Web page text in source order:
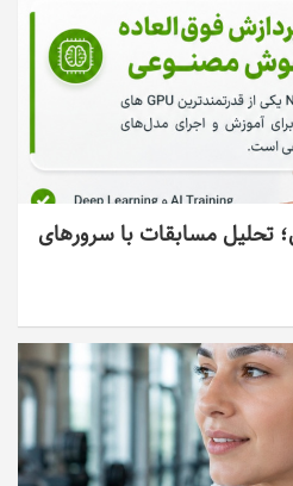
تحلیل مسابقات با سرورهای